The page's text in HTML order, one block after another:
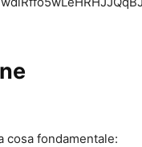
cosa fondamentale: